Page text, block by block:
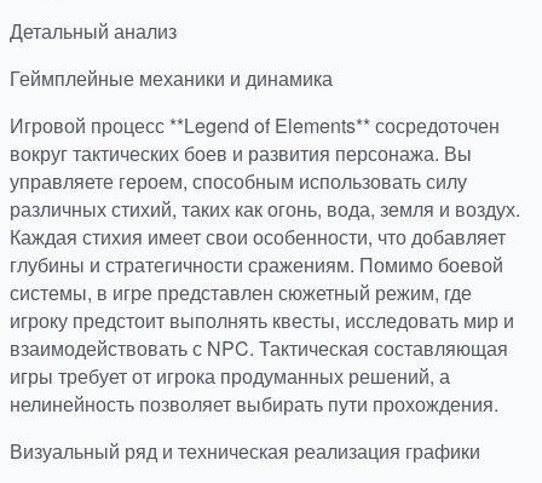
Детальный анализ
Геймплейные механики и динамика
Игровой процесс **Legend of Elements** сосредоточен
вокруг тактических боев и развития персонажа. Вы
управляете героем, способным использовать силу
различных стихий, таких как огонь, вода, земля и воздух.
Каждая стихия имеет свои особенности, что добавляет
глубины и стратегичности сражениям. Помимо боевой
системы, в игре представлен сюжетный режим, где
игроку предстоит выполнять квесты, исследовать мир и
взаимодействовать с NPC. Тактическая составляющая
игры требует от игрока продуманных решений, а
нелинейность позволяет выбирать пути прохождения.
Визуальный ряд и техническая реализация графики